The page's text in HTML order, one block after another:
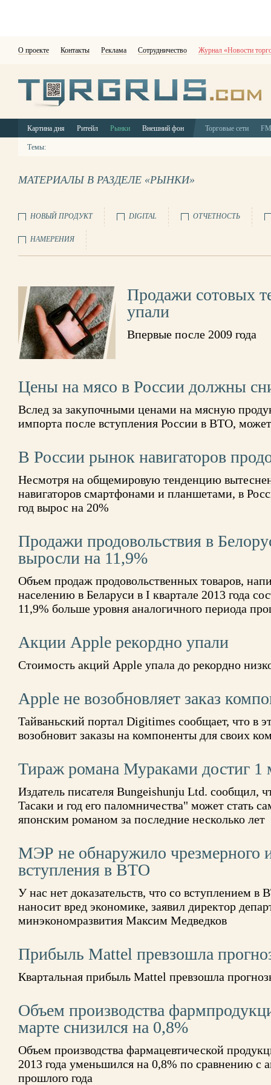
О проекте Контакты Реклама Сотрудничество Журнал «Новости
Картина дня Ритейл Рынки Внешний фон Торговые сети
Темы:
МАТЕРИАЛЫ В РАЗДЕЛЕ «РЫНКИ»
НОВЫЙ ПРОДУКТ DIGITAL ОТЧЕТНОСТЬ
НАМЕРЕНИЯ
Продажи сотовых
упали
Впервые после 2009 года
Цены на мясо в России должны
Вслед за закупочными ценами на мясную
импорта после вступления России в ВТО,
В России рынок навигаторов
Несмотря на общемировую тенденцию
навигаторов смартфонами и планшетами, в
год вырос на 20%
Продажи продовольствия в
выросли на 11,9%
Объем продаж продовольственных товаров,
населению в Беларуси в I квартале 2013 года
11,9% больше уровня аналогичного периода
Акции Apple рекордно упали
Стоимость акций Apple упала до рекордно
Apple не возобновляет заказ
Тайваньский портал Digitimes сообщает, что в
возобновит заказы на компоненты для своих
Тираж романа Мураками достиг 1
Издатель писателя Bungeishunju Ltd. сообщил,
Тасаки и год его паломничества" может стать
японским романом за последние несколько лет
МЭР не обнаружило чрезмерного
вступления в ВТО
У нас нет доказательств, что со вступлением в
наносит вред экономике, заявил директор
минэкономразвития Максим Медведков
Прибыль Mattel превзошла
Квартальная прибыль Mattel превзошла
Объем производства
марте снизился на 0,8%
Объем производства фармацевтической
2013 года уменьшился на 0,8% по сравнению с
прошлого года